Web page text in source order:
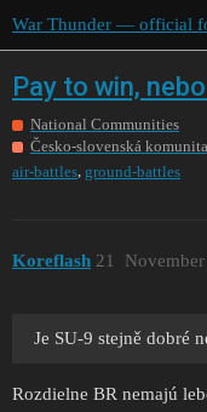
War Thunder — official
Pay to win,
National Communities
Česko-slovenská komunita
air-battles, ground-battles
Koreflash 21
Je SU-9 stejně dobré
Rozdielne BR nemajú